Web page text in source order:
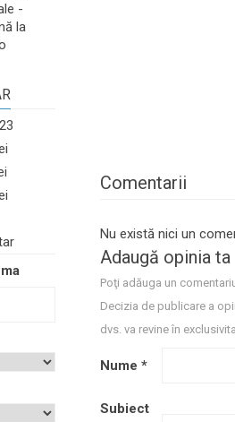
-
la
Comentarii
Nu există nici un
Adaugă opinia ta
Poţi adăuga un
Decizia de publicare a
dvs. va revine în
Nume *
Subiect